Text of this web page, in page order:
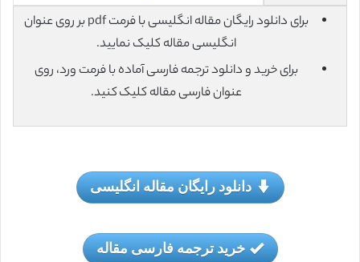
برای دانلود رایگان مقاله انگلیسی با فرمت pdf بر روی عنوان
انگلیسی مقاله کلیک نمایید.
برای خرید و دانلود ترجمه فارسی آماده با فرمت ورد، روی
عنوان فارسی مقاله کلیک کنید.
دانلود رایگان مقاله انگلیسی
خرید ترجمه فارسی مقاله